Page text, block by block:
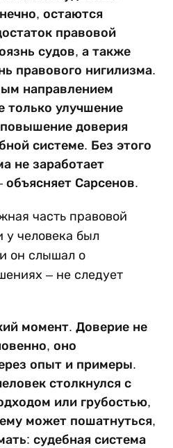
остаются
правовой
судов, а также
правового нигилизма.
направлением
только улучшение
доверия
системе. Без этого
не заработает
Сарсенов.
часть правовой
у человека был
он слышал о
– не следует
момент. Доверие не
оно
опыт и примеры.
столкнулся с
или грубостью,
может пошатнуться,
судебная система